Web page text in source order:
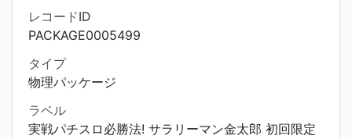
レコードID
PACKAGE0005499
タイプ
物理パッケージ
ラベル
実戦パチスロ必勝法! サラリーマン金太郎 初回限定